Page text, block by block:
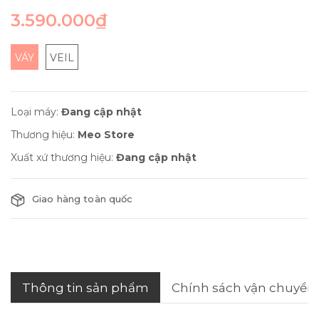
3.590.000₫
VÁY VEIL
Loại máy: Đang cập nhật
Thương hiệu: Meo Store
Xuất xứ thương hiệu: Đang cập nhật
Giao hàng toàn quốc
Thông tin sản phẩm Chính sách vận chuyển